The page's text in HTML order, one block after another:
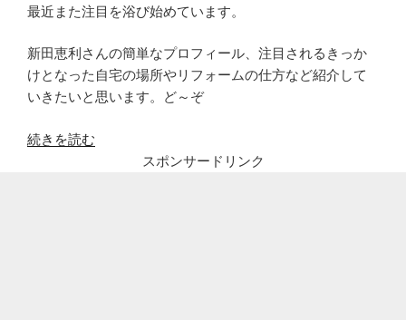
最近また注目を浴び始めています。
新田恵利さんの簡単なプロフィール、注目されるきっか
けとなった自宅の場所やリフォームの仕方など紹介して
いきたいと思います。ど～ぞ
“新
続きを読む
スポンサードリンク